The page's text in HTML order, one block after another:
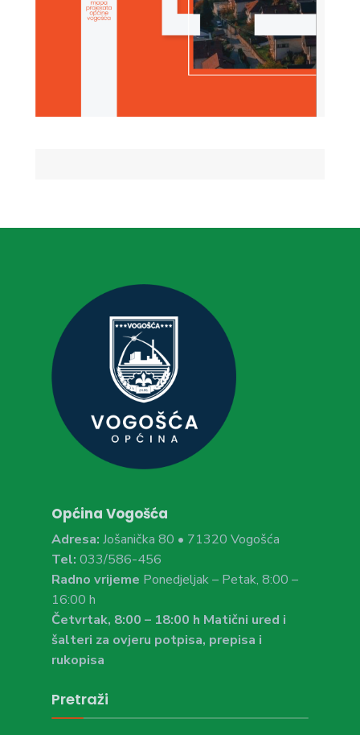
Općina Vogošća
Adresa: Jošanička 80 • 71320 Vogošća
Tel: 033/586-456
Radno vrijeme Ponedjeljak – Petak, 8:00 –
16:00 h
Četvrtak, 8:00 – 18:00 h Matični ured i
šalteri za ovjeru potpisa, prepisa i
rukopisa
Pretraži